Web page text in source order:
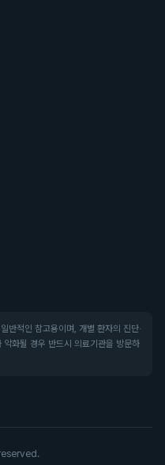
반적인 참고용이며, 개별 환자의 진단·
화될 경우 반드시 의료기관을 방문하